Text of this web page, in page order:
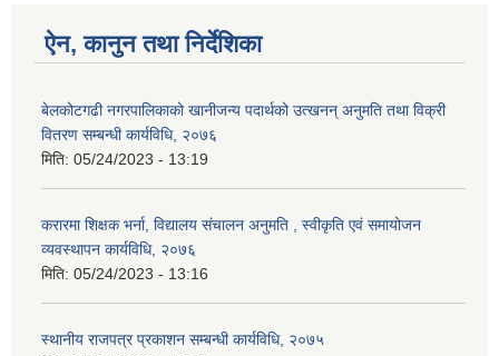
ऐन, कानुन तथा निर्देशिका
बेलकोटगढी नगरपालिकाको खानीजन्य पदार्थको उत्खनन् अनुमति तथा विक्री
वितरण सम्बन्धी कार्यविधि, २०७६
मिति: 05/24/2023 - 13:19
करारमा शिक्षक भर्ना, विद्यालय संचालन अनुमति , स्वीकृति एवं समायोजन
व्यवस्थापन कार्यविधि, २०७६
मिति: 05/24/2023 - 13:16
स्थानीय राजपत्र प्रकाशन सम्बन्धी कार्यविधि, २०७५